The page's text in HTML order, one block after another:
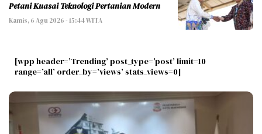
Petani Kuasai Teknologi Pertanian Modern
Kamis, 6 Agu 2026 - 15:44 WITA
[wpp header=’Trending’ post_type=’post’ limit=10
range=’all’ order_by=’views’ stats_views=0]